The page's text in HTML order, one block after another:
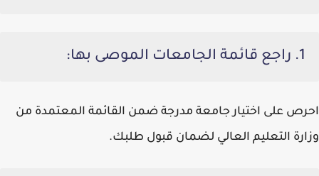
1. راجع قائمة الجامعات الموصى بها:
احرص على اختيار جامعة مدرجة ضمن القائمة المعتمدة من
وزارة التعليم العالي لضمان قبول طلبك.